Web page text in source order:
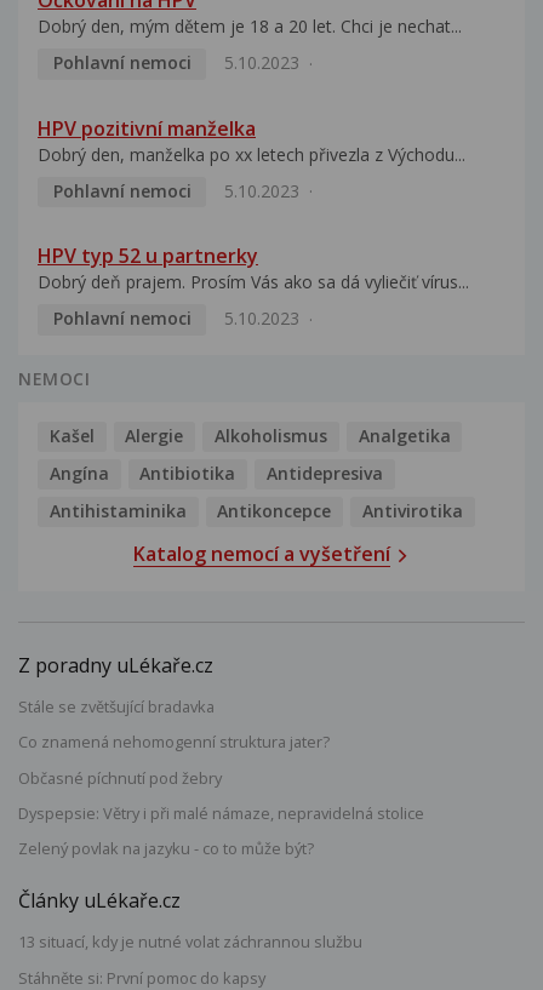
Dobrý den, mým dětem je 18 a 20 let. Chci je nechat...
Pohlavní nemoci
5.10.2023
HPV pozitivní manželka
Dobrý den, manželka po xx letech přivezla z Východu...
Pohlavní nemoci
5.10.2023
HPV typ 52 u partnerky
Dobrý deň prajem. Prosím Vás ako sa dá vyliečiť vírus...
Pohlavní nemoci
5.10.2023
NEMOCI
Kašel Alergie Alkoholismus
Analgetika
Angína
Antibiotika
Antidepresiva
Antihistaminika
Antikoncepce Antivirotika
Katalog nemocí a vyšetření
Z poradny uLékaře.cz
Stále se zvětšující bradavka
Co znamená nehomogenní struktura jater?
Občasné píchnutí pod žebry
Dyspepsie: Větry i při malé námaze, nepravidelná stolice
Zelený povlak na jazyku - co to může být?
Články uLékaře.cz
13 situací, kdy je nutné volat záchrannou službu
Stáhněte si: První pomoc do kapsy